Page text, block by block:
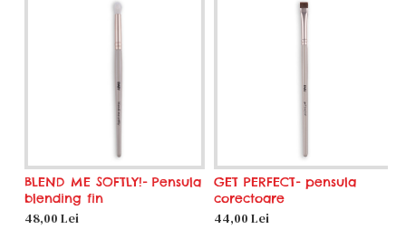
BLEND ME SOFTLY!- Pensula
blending fin
48,00 Lei
GET PERFECT- pensula
corectoare
44,00 Lei